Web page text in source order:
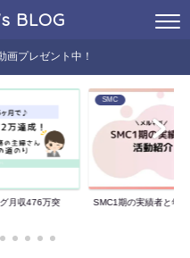
BLOG
画プレゼント中！
月収476万突
SMC
SMC1期の実績者と年